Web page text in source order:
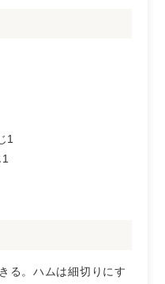
1
る。ハムは細切りにす